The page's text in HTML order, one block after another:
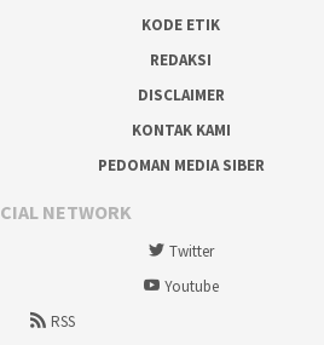
KODE ETIK
REDAKSI
DISCLAIMER
KONTAK KAMI
PEDOMAN MEDIA SIBER
NETWORK
Twitter
Youtube
RSS